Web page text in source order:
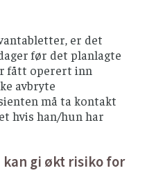
er det
før det planlagte
fått operert inn
avbryte
må ta kontakt
hvis han/hun har
gi økt risiko for